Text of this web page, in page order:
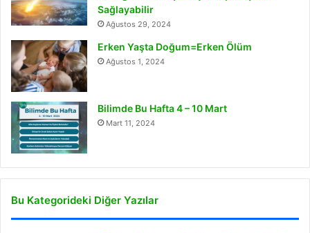
Sağlayabilir
Ağustos 29, 2024
Erken Yaşta Doğum=Erken Ölüm
Ağustos 1, 2024
Bilimde Bu Hafta 4 – 10 Mart
Mart 11, 2024
Bu Kategorideki Diğer Yazılar